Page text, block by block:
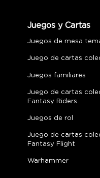
Juegos y Cartas
Juegos de mesa
Juego de cartas
Juegos familiares
Juego de cartas
Fantasy Riders
Juegos de rol
Juego de cartas
Fantasy Flight
Warhammer